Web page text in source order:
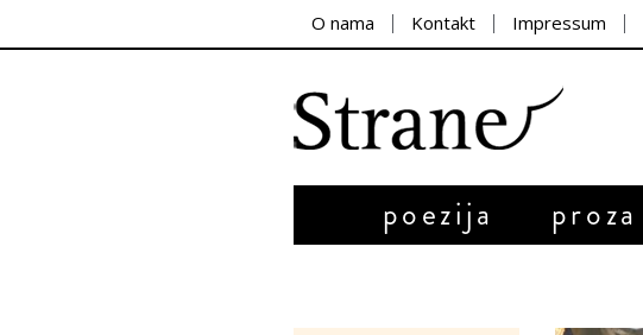
O nama Kontakt Impressum
poezija proza